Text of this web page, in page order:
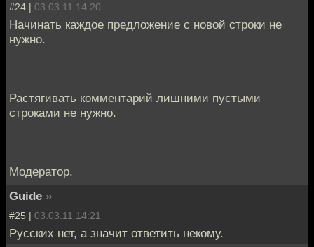
#24 | 03.03.11 14:20
Начинать каждое предложение с новой строки не
нужно.
Растягивать комментарий лишними пустыми
строками не нужно.
Модератор.
Guide »
#25 | 03.03.11 14:21
Русских нет, а значит ответить некому.